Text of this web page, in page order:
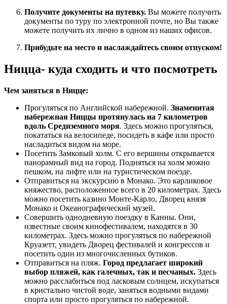
Получите документы на путевку. Вы можете получить
документы по туру по электронной почте, но Вы также
можете получить их лично в одном из наших офисов.
Прибудьте на место и наслаждайтесь своим отпуском!
Ницца- куда сходить и что посмотреть
Чем заняться в Ницце:
Прогуляться по Английской набережной. Знаменитая
набережная Ниццы протянулась на 7 километров
вдоль Средиземного моря. Здесь можно прогуляться,
покататься на велосипеде, посидеть в кафе или просто
насладиться видом на море.
Посетить Замковый холм. С его вершины открывается
панорамный вид на город. Подняться на холм можно
пешком, на лифте или на туристическом поезде.
Отправиться на экскурсию в Монако. Это карликовое
княжество, расположенное всего в 20 километрах. Здесь
можно посетить казино Монте-Карло, Дворец князя
Монако и Океанографический музей.
Совершить однодневную поездку в Канны. Они,
известные своим кинофестивалем, находятся в 30
километрах. Здесь можно прогуляться по набережной
Круазетт, увидеть Дворец фестивалей и конгрессов и
посетить один из многочисленных бутиков.
Отправиться на пляж. Город предлагает широкий
выбор пляжей, как галечных, так и песчаных. Здесь
можно расслабиться под ласковым солнцем, искупаться
в кристально чистой воде, заняться водными видами
спорта или просто прогуляться по набережной.